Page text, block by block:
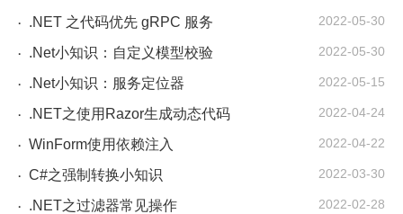
· .NET 之代码优先 gRPC 服务 2022-05-30
· .Net小知识：自定义模型校验 2022-05-30
· .Net小知识：服务定位器 2022-05-15
· .NET之使用Razor生成动态代码 2022-04-24
· WinForm使用依赖注入 2022-04-22
· C#之强制转换小知识 2022-03-30
· .NET之过滤器常见操作 2022-02-28